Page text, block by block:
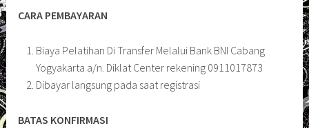
CARA PEMBAYARAN
Biaya Pelatihan Di Transfer Melalui Bank BNI Cabang
Yogyakarta a/n. Diklat Center rekening 0911017873
Dibayar langsung pada saat registrasi
BATAS KONFIRMASI